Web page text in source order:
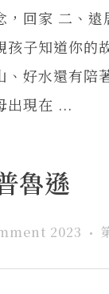
，回家 二、遠
孩子知道你的
、好水還有陪
出現在 ...
魯遜
2023